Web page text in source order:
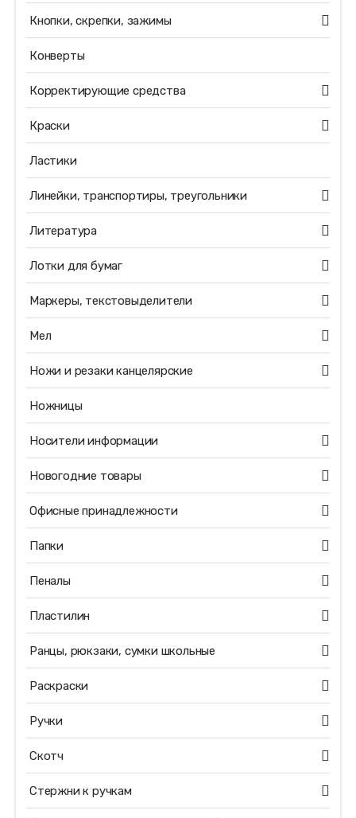
Кнопки, скрепки, зажимы
Конверты
Корректирующие средства
Краски
Ластики
Линейки, транспортиры, треугольники
Литература
Лотки для бумаг
Маркеры, текстовыделители
Мел
Ножи и резаки канцелярские
Ножницы
Носители информации
Новогодние товары
Офисные принадлежности
Папки
Пеналы
Пластилин
Ранцы, рюкзаки, сумки школьные
Раскраски
Ручки
Скотч
Стержни к ручкам